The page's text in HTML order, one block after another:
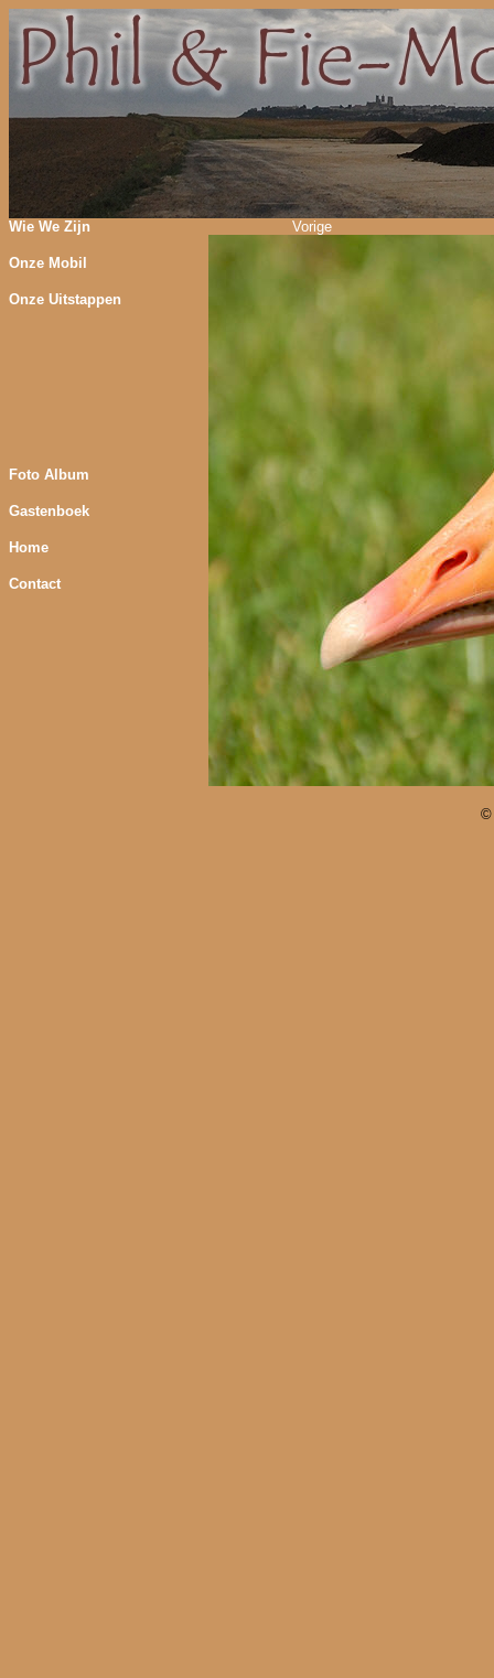
Wie We Zijn
Onze Mobil
Onze Uitstappen
Foto Album
Gastenboek
Home
Contact
Vorige
©